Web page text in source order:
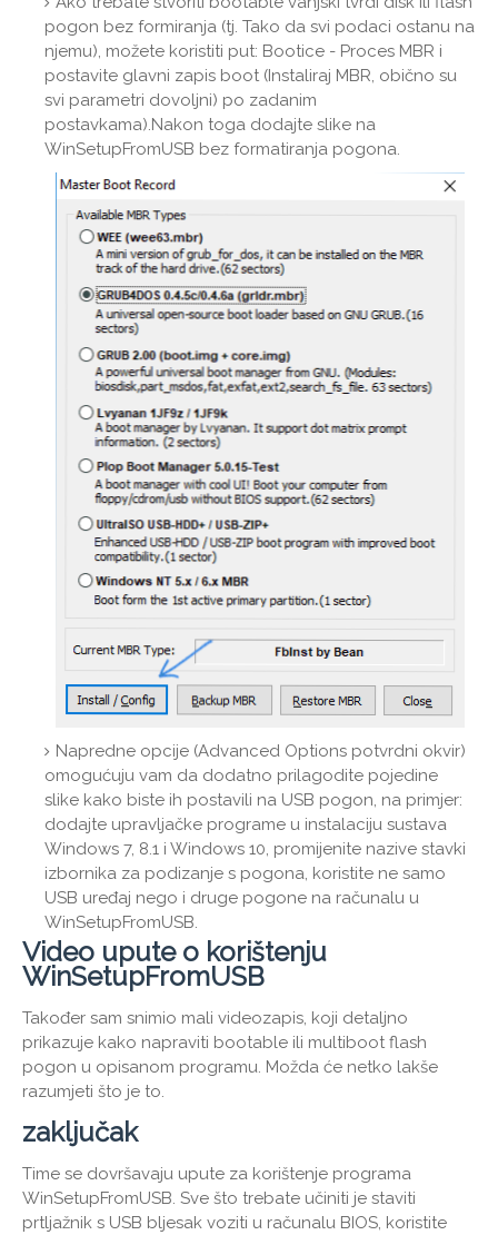
pogon bez formiranja (tj. Tako da svi podaci ostanu na
njemu), možete koristiti put: Bootice - Proces MBR i
postavite glavni zapis boot (Instaliraj MBR, obično su
svi parametri dovoljni) po zadanim
postavkama).Nakon toga dodajte slike na
WinSetupFromUSB bez formatiranja pogona.
Napredne opcije (Advanced Options potvrdni okvir)
omogućuju vam da dodatno prilagodite pojedine
slike kako biste ih postavili na USB pogon, na primjer:
dodajte upravljačke programe u instalaciju sustava
Windows 7, 8.1 i Windows 10, promijenite nazive stavki
izbornika za podizanje s pogona, koristite ne samo
USB uređaj nego i druge pogone na računalu u
WinSetupFromUSB.
Video upute o korištenju
WinSetupFromUSB
Također sam snimio mali videozapis, koji detaljno
prikazuje kako napraviti bootable ili multiboot flash
pogon u opisanom programu. Možda će netko lakše
razumjeti što je to.
zaključak
Time se dovršavaju upute za korištenje programa
WinSetupFromUSB. Sve što trebate učiniti je staviti
prtljažnik s USB bljesak voziti u računalu BIOS, koristite